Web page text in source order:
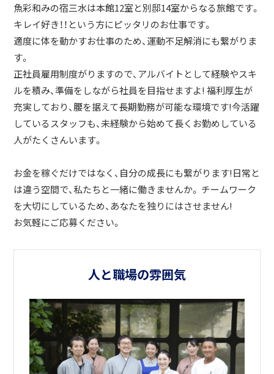
魚彩和みの宿三水は本館12室と別邸14室からなる旅館です。
キレイ好き！！という方にピッタリのお仕事です。
適度に体を動かすお仕事のため、運動不足解消にも繋がりま
す。
正社員雇用制度がりますので、アルバイトとして経験やスキ
ルを積み、準備をしながら社員を目指せますよ! 福利厚生が
充実しており、腰を据えて長期勤務が可能な環境です!今活躍
しているスタッフも、未経験から始めて長くお勤めしている
人がたくさんいます。
お金を稼ぐだけではなく、自分の成長にも繋がります!日常と
は違う空間で、私たちと一緒に働きませんか。 チームワーク
を大切にしているため、あなたを独りにはさせません!
お気軽にご応募ください。
人と職場の雰囲気